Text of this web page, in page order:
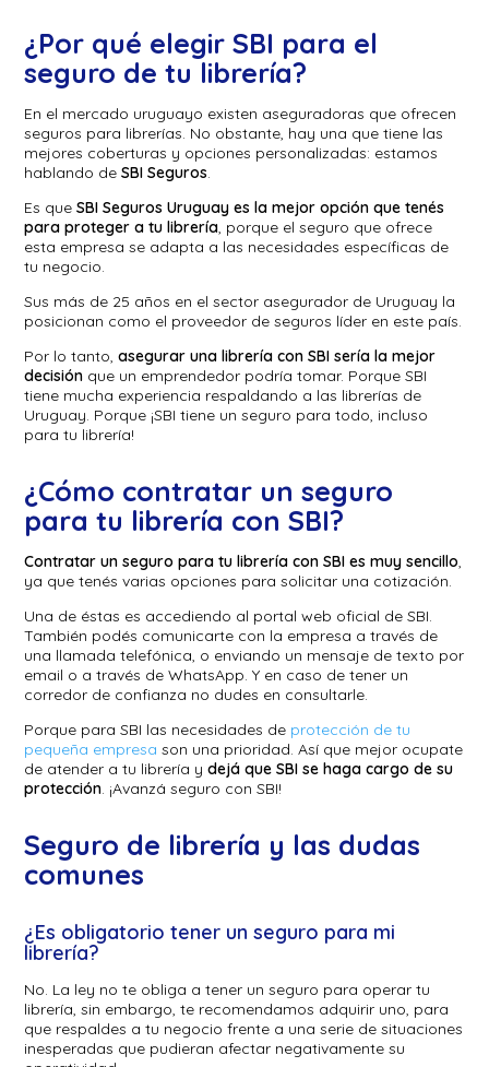
¿Por qué elegir SBI para el
seguro de tu librería?
En el mercado uruguayo existen aseguradoras que ofrecen
seguros para librerías. No obstante, hay una que tiene las
mejores coberturas y opciones personalizadas: estamos
hablando deSBI Seguros.
Es queSBI Seguros Uruguay es la mejor opción que tenés
para proteger a tu librería, porque el seguro que ofrece
esta empresa se adapta a las necesidades específicas de
tu negocio.
Sus más de 25 años en el sector asegurador de Uruguay la
posicionan como el proveedor de seguros líder en este país.
Por lo tanto,asegurar una librería con SBI sería la mejor
decisión que un emprendedor podría tomar. Porque SBI
tiene mucha experiencia respaldando a las librerías de
Uruguay. Porque ¡SBI tiene un seguro para todo, incluso
para tu librería!
¿Cómo contratar un seguro
para tu librería con SBI?
Contratar un seguro para tu librería con SBI es muy sencillo,
ya que tenés varias opciones para solicitar una cotización.
Una de éstas es accediendo al portal web oficial de SBI.
También podés comunicarte con la empresa a través de
una llamada telefónica, o enviando un mensaje de texto por
email o a través de WhatsApp. Y en caso de tener un
corredor de confianza no dudes en consultarle.
Porque para SBI las necesidades de protección de tu
pequeña empresa son una prioridad. Así que mejor ocupate
de atender a tu librería ydejá que SBI se haga cargo de su
protección. ¡Avanzá seguro con SBI!
Seguro de librería y las dudas
comunes
¿Es obligatorio tener un seguro para mi
librería?
No. La ley no te obliga a tener un seguro para operar tu
librería, sin embargo, te recomendamos adquirir uno, para
que respaldes a tu negocio frente a una serie de situaciones
inesperadas que pudieran afectar negativamente su